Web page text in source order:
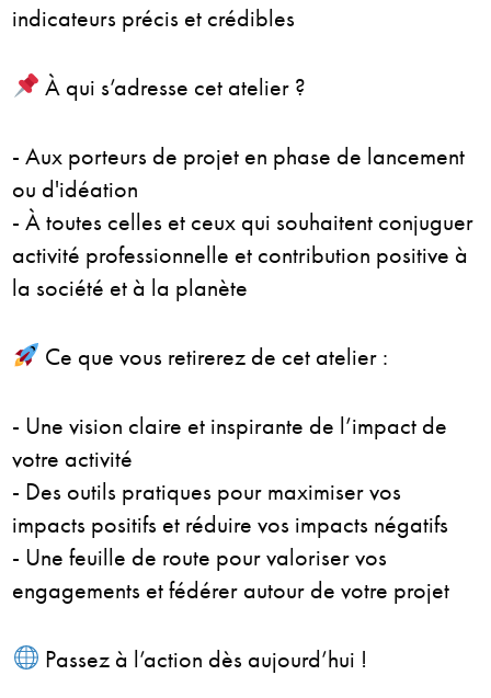
indicateurs précis et crédibles
À qui s’adresse cet atelier ?
- Aux porteurs de projet en phase de lancement
ou d'idéation
- À toutes celles et ceux qui souhaitent conjuguer
activité professionnelle et contribution positive à
la société et à la planète
Ce que vous retirerez de cet atelier :
- Une vision claire et inspirante de l’impact de
votre activité
- Des outils pratiques pour maximiser vos
impacts positifs et réduire vos impacts négatifs
- Une feuille de route pour valoriser vos
engagements et fédérer autour de votre projet
Passez à l’action dès aujourd’hui !